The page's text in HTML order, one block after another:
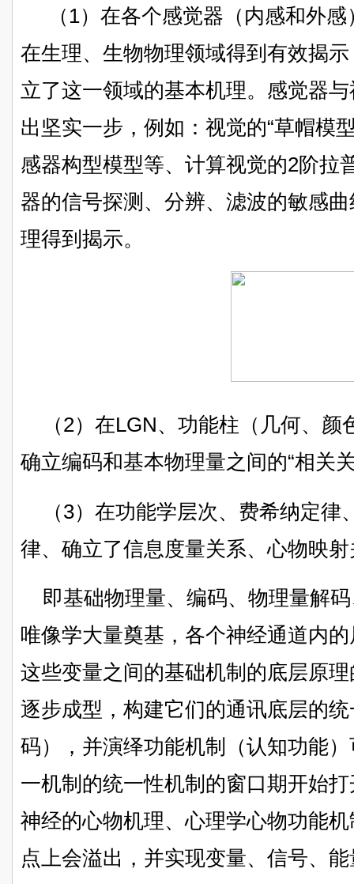
（1）在各个感觉器（内感和外
在生理、生物物理领域得到有效揭
立了这一领域的基本机理。感觉器
出坚实一步，例如：视觉的“草帽模
感器构型模型等、计算视觉的2阶拉
器的信号探测、分辨、滤波的敏感
理得到揭示。
（2）在LGN、功能柱（几何、
确立编码和基本物理量之间的“相关
（3）在功能学层次、费希纳定
律、确立了信息度量关系、心物映
即基础物理量、编码、物理量解
唯像学大量奠基，各个神经通道内
这些变量之间的基础机制的底层原
逐步成型，构建它们的通讯底层的
码），并演绎功能机制（认知功能
一机制的统一性机制的窗口期开始
神经的心物机理、心理学心物功能
点上会溢出，并实现变量、信号、